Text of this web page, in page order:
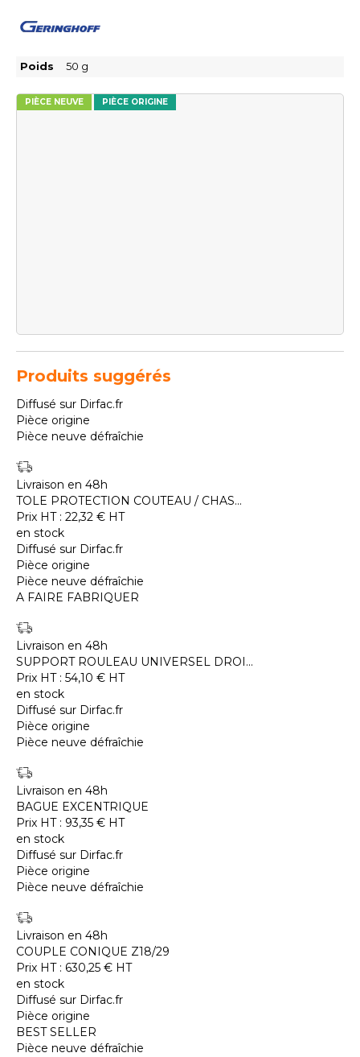
PIÈCE NEUVE PIÈCE ORIGINE
Poids 50 g
Produits suggérés
Diffusé sur Dirfac.fr
Pièce origine
Pièce neuve défraîchie
Livraison en 48h
TOLE PROTECTION COUTEAU / CHAS...
Prix HT : 22,32 € HT
en stock
Diffusé sur Dirfac.fr
Pièce origine
Pièce neuve défraîchie
A FAIRE FABRIQUER
Livraison en 48h
SUPPORT ROULEAU UNIVERSEL DROI...
Prix HT : 54,10 € HT
en stock
Diffusé sur Dirfac.fr
Pièce origine
Pièce neuve défraîchie
Livraison en 48h
BAGUE EXCENTRIQUE
Prix HT : 93,35 € HT
en stock
Diffusé sur Dirfac.fr
Pièce origine
Pièce neuve défraîchie
Livraison en 48h
COUPLE CONIQUE Z18/29
Prix HT : 630,25 € HT
en stock
Diffusé sur Dirfac.fr
Pièce origine
BEST SELLER
Pièce neuve défraîchie